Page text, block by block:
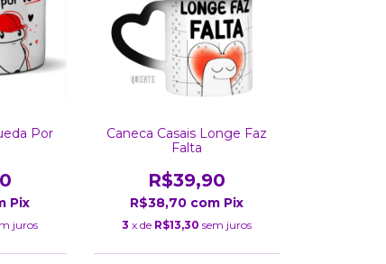
Por
Pix
juros
Caneca Casais Longe Faz
Falta
R$39,90
R$38,70 com Pix
3 x de R$13,30 sem juros